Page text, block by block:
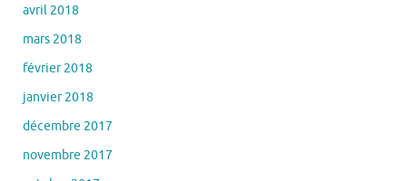
avril 2018
mars 2018
février 2018
janvier 2018
décembre 2017
novembre 2017